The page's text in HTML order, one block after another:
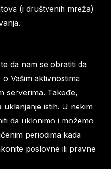
(i društvenih mreža)
da nam se obratiti da
Vašim aktivnostima
serverima. Takođe,
uklanjanje istih. U nekim
da uklonimo i možemo
periodima kada
poslovne ili pravne